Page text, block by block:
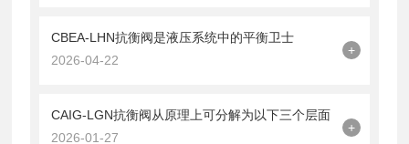
CBEA-LHN抗衡阀是液压系统中的平衡卫士
2026-04-22
+
CAIG-LGN抗衡阀从原理上可分解为以下三个层面
2026-01-27
+